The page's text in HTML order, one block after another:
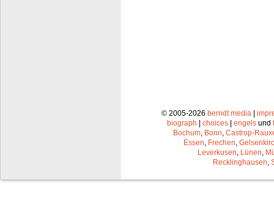
© 2005-2026 berndt media |
biograph | choices | engels und
Bochum Bonn Castrop-
Essen Frechen
Leverkusen Lünen
Recklinghausen